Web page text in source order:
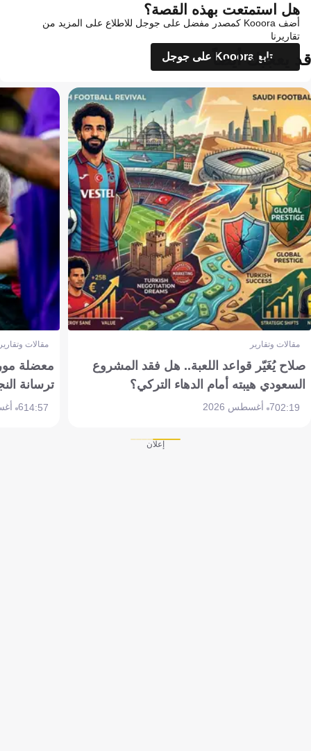
هل استمتعت بهذه القصة؟
أضف Kooora كمصدر مفضل على جوجل للاطلاع على المزيد من
تقاريرنا
تابع Kooora على جوجل
قد يعجبك أيضاً
مقالات وتقارير
صلاح يُغَيّر قواعد اللعبة.. هل فقد المشروع
السعودي هيبته أمام الدهاء التركي؟
02:197 أغسطس 2026
مقالات
معضلة
ترسانة
14:576 أغسطس 2026
إعلان